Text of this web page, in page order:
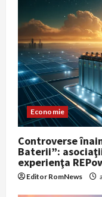
Economie
Controverse
Baterii”:
experienţa
Editor RomNews